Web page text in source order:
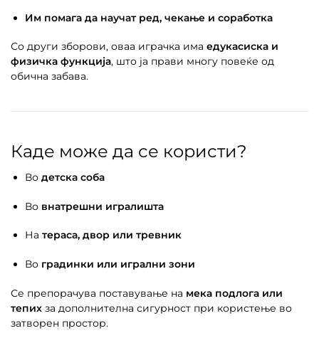
Им помага да научат ред, чекање и соработка
Со други зборови, оваа играчка има едукасиска и
физичка функција, што ја прави многу повеќе од
обична забава.
Каде може да се користи?
Во детска соба
Во внатрешни игралишта
На тераса, двор или тревник
Во градинки или игрални зони
Се препорачува поставување на мека подлога или
тепих за дополнителна сигурност при користење во
затворен простор.